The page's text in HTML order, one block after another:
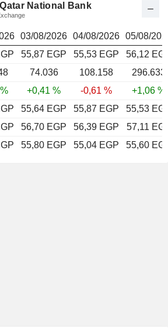
National Bank
03/08/2026 04/08/2026 05/08/
55,87 EGP 55,53 EGP
56,12
74.036 108.158
296.633
+0,41 % -0,61 %
+1,06 %
55,64 EGP 55,87 EGP
55,53
56,70 EGP 56,39 EGP
57,11
55,80 EGP 55,04 EGP 55,60